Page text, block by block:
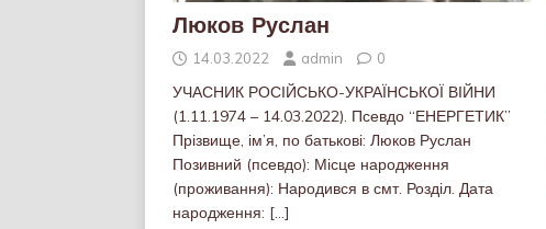
Люков Руслан
14.03.2022 admin 0
УЧАСНИК РОСІЙСЬКО-УКРАЇНСЬКОЇ ВІЙНИ
(1.11.1974 – 14.03.2022). Псевдо “ЕНЕРГЕТИК”
Прізвище, ім’я, по батькові: Люков Руслан
Позивний (псевдо): Місце народження
(проживання): Народився в смт. Розділ. Дата
народження: […]